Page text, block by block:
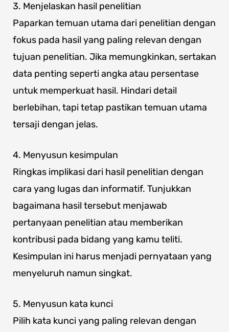
3. Menjelaskan hasil penelitian
Paparkan temuan utama dari penelitian dengan
fokus pada hasil yang paling relevan dengan
tujuan penelitian. Jika memungkinkan, sertakan
data penting seperti angka atau persentase
untuk memperkuat hasil. Hindari detail
berlebihan, tapi tetap pastikan temuan utama
tersaji dengan jelas.
4. Menyusun kesimpulan
Ringkas implikasi dari hasil penelitian dengan
cara yang lugas dan informatif. Tunjukkan
bagaimana hasil tersebut menjawab
pertanyaan penelitian atau memberikan
kontribusi pada bidang yang kamu teliti.
Kesimpulan ini harus menjadi pernyataan yang
menyeluruh namun singkat.
5. Menyusun kata kunci
Pilih kata kunci yang paling relevan dengan